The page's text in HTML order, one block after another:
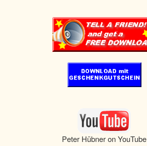
Peter Hübner on YouTube